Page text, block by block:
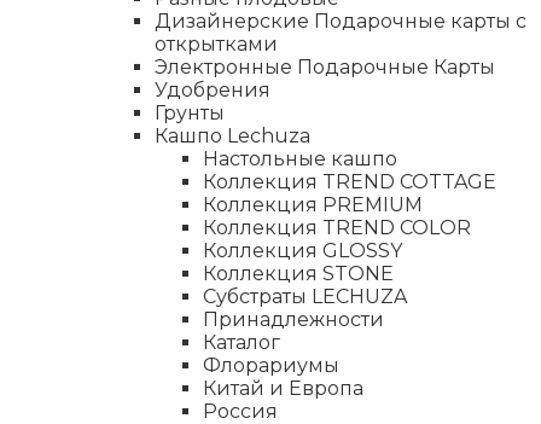
Дизайнерские Подарочные карты с
открытками
Электронные Подарочные Карты
Удобрения
Грунты
Кашпо Lechuza
Настольные кашпо
Коллекция TREND COTTAGE
Коллекция PREMIUM
Коллекция TREND COLOR
Коллекция GLOSSY
Коллекция STONE
Субстраты LECHUZA
Принадлежности
Каталог
Флорариумы
Китай и Европа
Россия